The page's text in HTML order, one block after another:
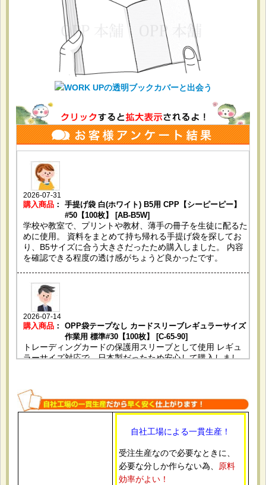
2026-07-31
購入商品 ：
手提げ袋 白(ホワイト) B5用 CPP【シーピーピー】
#50【100枚】 [AB-B5W]
学校や教室で、プリントや教材、薄手の冊子を生徒に配るた
めに使用。 資料をまとめて持ち帰れる手提げ袋を探してお
り、B5サイズに合う大きさだったため購入しました。 内容
を確認できる程度の透け感がちょうど良かったです。
2026-07-14
購入商品 ：
OPP袋テープなし カードスリーブレギュラーサイズ
作業用 標準#30【100枚】 [C-65-90]
トレーディングカードの保護用スリーブとして使用 レギュ
ラーサイズ対応で、日本製だったため安心して購入しまし
OPP袋テープ付 A4用 標準#30【100枚】 [テ-A4]
カタログや販促資料をまとめて入れるために使用。 DMやパ
ンフレット用に使いやすそうだったため。 透明度も高く、
仕上がりがきれいでした。
自社工場による一貫生産！
受注生産なので必要なときに、
必要な分しか作らない為、 原料
効率がよい！